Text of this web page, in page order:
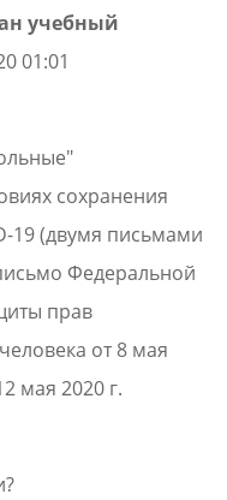
учебный
01:01
сохранения
19 (двумя письмами
Федеральной
прав
от 8 мая
мая 2020 г.